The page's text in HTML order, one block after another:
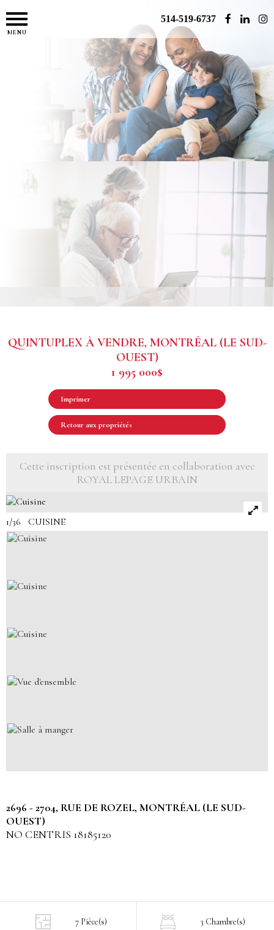
MENU
514-519-6737
QUINTUPLEX À VENDRE, MONTRÉAL (LE SUD-
OUEST)
1 995 000$
Imprimer
Retour aux propriétés
Cette inscription est présentée en collaboration avec
ROYAL LEPAGE URBAIN
1/36 CUISINE
2696 - 2704, RUE DE ROZEL, MONTRÉAL (LE SUD-
OUEST)
NO CENTRIS 18185120
7 Pièce(s) 3 Chambre(s)